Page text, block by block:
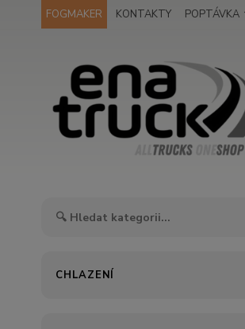
FOGMAKER KONTAKTY POPTÁVKA
CHLAZENÍ